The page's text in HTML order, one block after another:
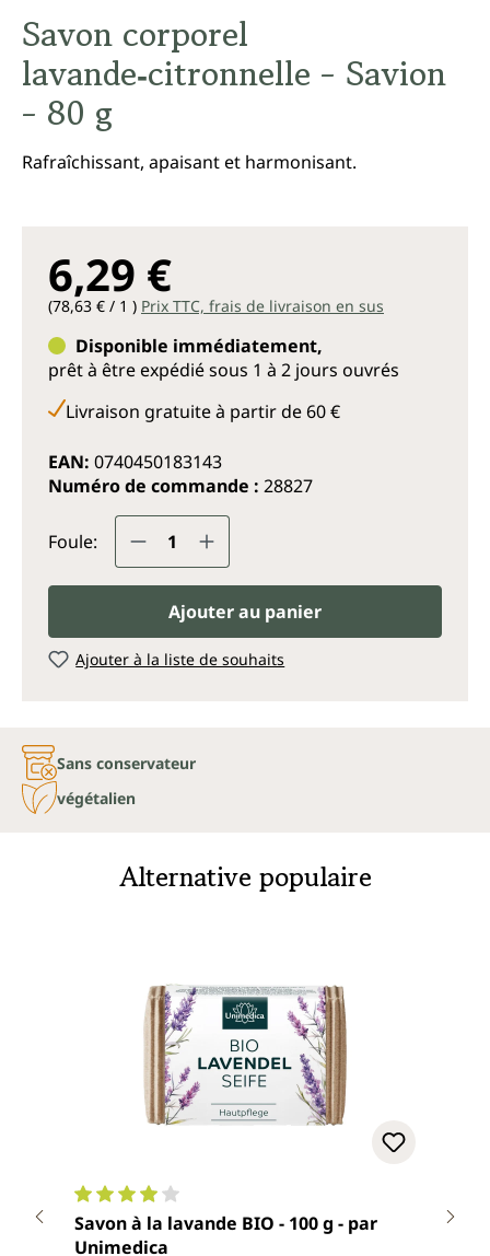
Savon corporel
lavande‑citronnelle - Savion
- 80 g
Rafraîchissant, apaisant et harmonisant.
6,29 €
(78,63 € / 1 ) Prix TTC, frais de livraison en sus
Disponible immédiatement,
prêt à être expédié sous 1 à 2 jours ouvrés
Livraison gratuite à partir de 60 €
EAN: 0740450183143
Numéro de commande : 28827
Foule: Quantité de produit : Entrez la
Ajouter au panier
Ajouter à la liste de souhaits
Sans conservateur
végétalien
Alternative populaire
Note moyenne de 3.9 sur 5 étoiles
Savon à la lavande BIO - 100 g - par
Unimedica